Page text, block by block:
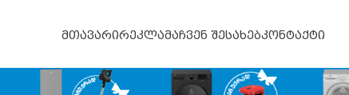
მთავარირეკლამაჩვენ შესახებკონტაქტი